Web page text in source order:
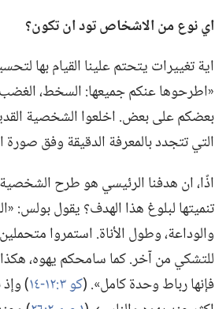
اينوع من الاشخاص تود ان تكون؟‏
اية تغييرات يتحتم علينا القيام بها
«اطرحوها عنكم جميعها:‏ السخط،‏ الغضب،‏
بعضكم على بعض.‏ اخلعوا الشخصية
التي تتجدد بالمعرفة الدقيقة وفق
اذًا،‏ ان هدفنا الرئيسي هو طرح
تنميتها لبلوغ هذا الهدف؟‏ يقول بولس:‏
والوداعة،‏ وطول الأناة.‏ استمروا
للتشكي من آخر.‏ كما سامحكم يهوه،‏ هكذا
فإنها رباط وحدة كامل».‏ (‏كو ٣:‏١٢-‏١٤
‏)‏